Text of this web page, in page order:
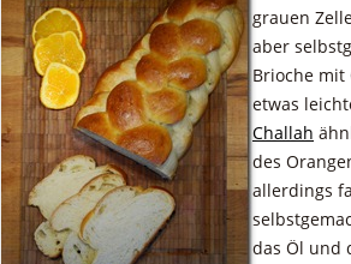
grauen
aber
Brioche
etwas
Challah
des
allerdings
das Öl und